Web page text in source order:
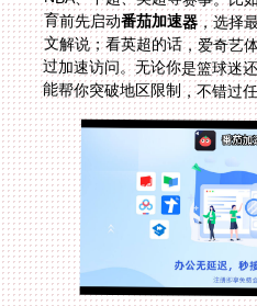
育前先启动番茄加速器，选择
文解说；看英
过加速访问。无论你是篮球迷
能帮你突破地区限制，不错过